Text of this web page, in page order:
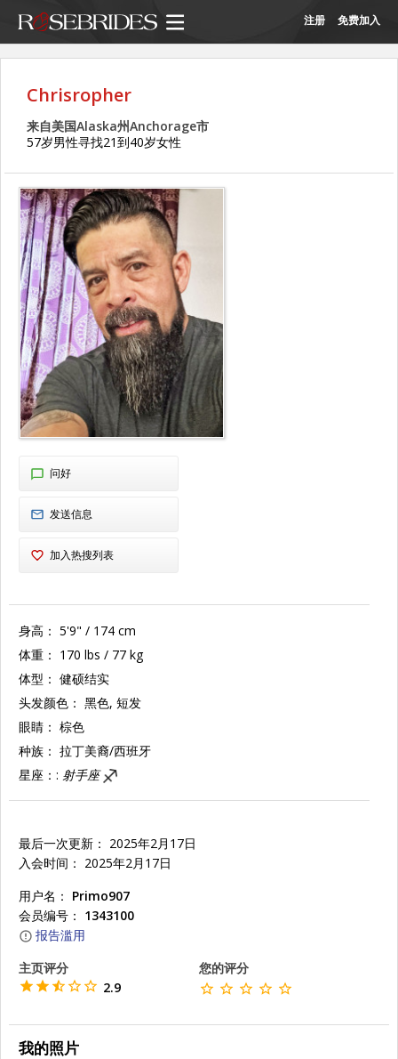
注册 免费加入
Chrisropher
来自美国Alaska州Anchorage市
57岁男性寻找21到40岁女性
问好
发送信息
加入热搜列表
身高： 5'9" / 174 cm
体重： 170 lbs / 77 kg
体型： 健硕结实
头发颜色： 黑色, 短发
眼睛： 棕色
种族： 拉丁美裔/西班牙
星座：: 射手座
最后一次更新： 2025年2月17日
入会时间： 2025年2月17日
用户名： Primo907
会员编号： 1343100
报告滥用
主页评分
2.9
您的评分
我的照片